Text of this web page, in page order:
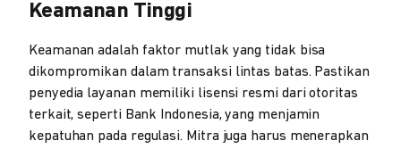
Keamanan Tinggi
Keamanan adalah faktor mutlak yang tidak bisa
dikompromikan dalam transaksi lintas batas. Pastikan
penyedia layanan memiliki lisensi resmi dari otoritas
terkait, seperti Bank Indonesia, yang menjamin
kepatuhan pada regulasi. Mitra juga harus menerapkan